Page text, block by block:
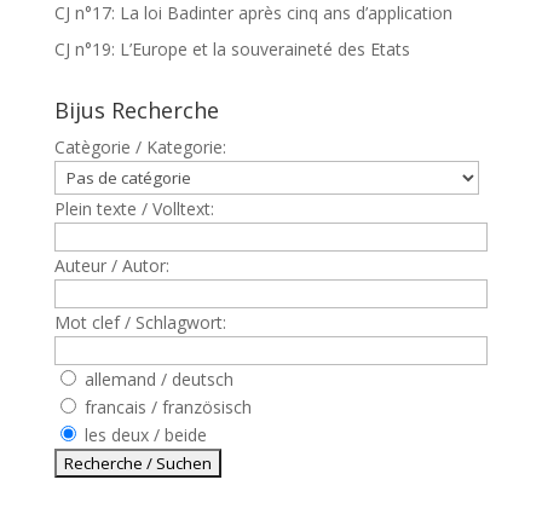
CJ n°17: La loi Badinter après cinq ans d’application
CJ n°19: L’Europe et la souveraineté des Etats
Bijus Recherche
Catègorie / Kategorie:
Plein texte / Volltext:
Auteur / Autor:
Mot clef / Schlagwort:
allemand / deutsch
francais / französisch
les deux / beide